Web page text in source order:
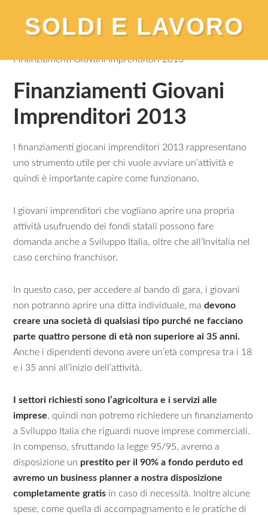
SOLDI E LAVORO
Finanziamenti Giovani Imprenditori 2013
Finanziamenti Giovani
Imprenditori 2013
I finanziamenti giocani imprenditori 2013 rappresentano
uno strumento utile per chi vuole avviare un’attività e
quindi è importante capire come funzionano.
I giovani imprenditori che vogliano aprire una propria
attività usufruendo dei fondi statali possono fare
domanda anche a Sviluppo Italia, oltre che all’Invitalia nel
caso cerchino franchisor.
In questo caso, per accedere al bando di gara, i giovani
non potranno aprire una ditta individuale, madevono
creare una società di qualsiasi tipo purché ne facciano
parte quattro persone di età non superiore ai 35 anni.
Anche i dipendenti devono avere un’età compresa tra i 18
e i 35 anni all’inizio dell’attività.
I settori richiesti sono l’agricoltura e i servizi alle
imprese, quindi non potremo richiedere un finanziamento
a Sviluppo Italia che riguardi nuove imprese commerciali.
In compenso, sfruttando la legge 95/95, avremo a
disposizione un prestito per il 90% a fondo perduto ed
avremo un business planner a nostra disposizione
completamente gratis in caso di necessità. Inoltre alcune
spese, come quella di accompagnamento e le pratiche di